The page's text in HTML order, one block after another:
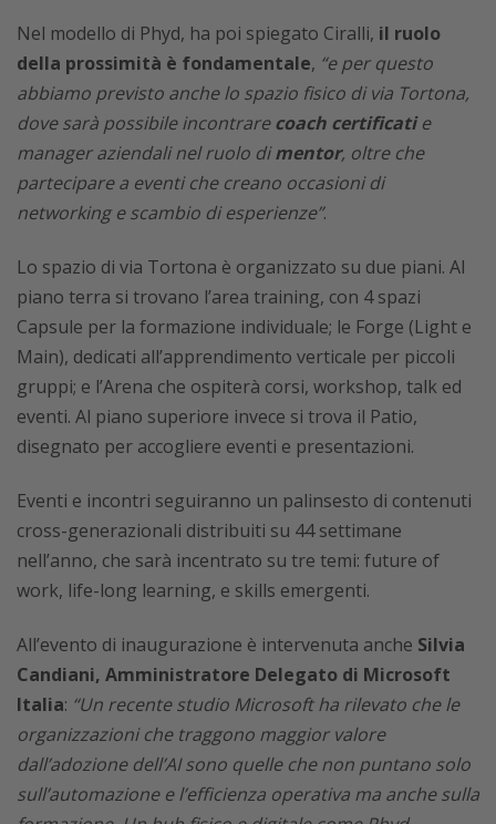
Nel modello di Phyd, ha poi spiegato Ciralli, il ruolo
della prossimità è fondamentale, “e per questo
abbiamo previsto anche lo spazio fisico di via Tortona,
dove sarà possibile incontrarecoach certificatie
manager aziendali nel ruolo dimentor, oltre che
partecipare a eventi che creano occasioni di
networking e scambio di esperienze”.
Lo spazio di via Tortona è organizzato su due piani. Al
piano terra si trovano l’area training, con 4 spazi
Capsule per la formazione individuale; le Forge (Light e
Main), dedicati all’apprendimento verticale per piccoli
gruppi; e l’Arena che ospiterà corsi, workshop, talk ed
eventi. Al piano superiore invece si trova il Patio,
disegnato per accogliere eventi e presentazioni.
Eventi e incontri seguiranno un palinsesto di contenuti
cross-generazionali distribuiti su 44 settimane
nell’anno, che sarà incentrato su tre temi: future of
work, life-long learning, e skills emergenti.
All’evento di inaugurazione è intervenuta anche Silvia
Candiani, Amministratore Delegato di Microsoft
Italia: “Un recente studio Microsoft ha rilevato che le
organizzazioni che traggono maggior valore
dall’adozione dell’AI sono quelle che non puntano solo
sull’automazione e l’efficienza operativa ma anche sulla